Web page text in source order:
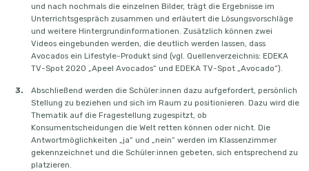
und nach nochmals die einzelnen Bilder, trägt die Ergebnisse im
Unterrichtsgespräch zusammen und erläutert die Lösungsvorschläge
und weitere Hintergrundinformationen. Zusätzlich können zwei
Videos eingebunden werden, die deutlich werden lassen, dass
Avocados ein Lifestyle-Produkt sind (vgl. Quellenverzeichnis: EDEKA
TV-Spot 2020 „Apeel Avocados“ und EDEKA TV-Spot „Avocado“).
Abschließend werden die Schüler:innen dazu aufgefordert, persönlich
Stellung zu beziehen und sich im Raum zu positionieren. Dazu wird die
Thematik auf die Fragestellung zugespitzt, ob
Konsumentscheidungen die Welt retten können oder nicht. Die
Antwortmöglichkeiten „ja“ und „nein“ werden im Klassenzimmer
gekennzeichnet und die Schüler:innen gebeten, sich entsprechend zu
platzieren.